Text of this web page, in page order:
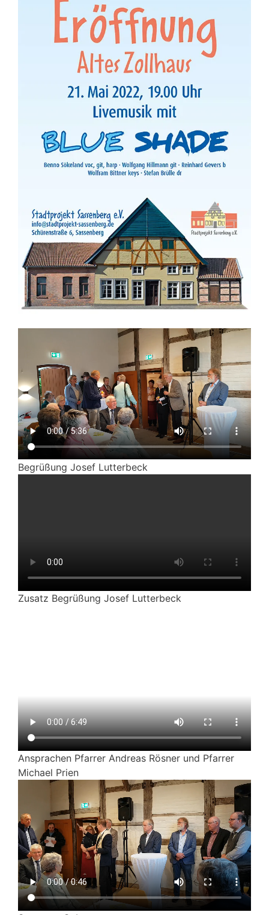
Begrüßung Josef Lutterbeck
Zusatz Begrüßung Josef Lutterbeck
Ansprachen Pfarrer Andreas Rösner und Pfarrer
Michael Prien